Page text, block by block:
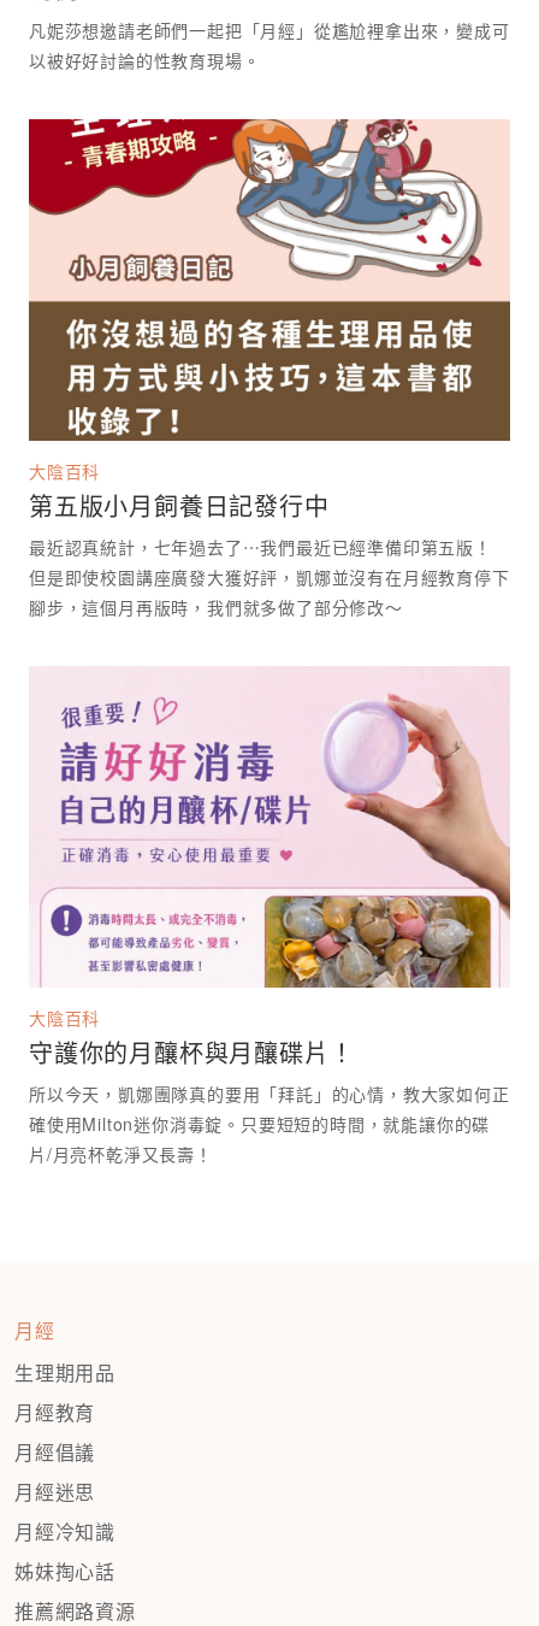
凡妮莎想邀請老師們一起把「月經」從尷尬裡拿出來，變成可
大陰百科
第五版小月飼養日記發行中
最近認真統計，七年過去了⋯我們最近已經準備印第五版！
但是即使校園講座廣發大獲好評，凱娜並沒有在月經教育停下
腳步，這個月再版時，我們就多做了部分修改～
大陰百科
守護你的月釀杯與月釀碟片！
所以今天，凱娜團隊真的要用「拜託」的心情，教大家如何正
確使用Milton迷你消毒錠。只要短短的時間，就能讓你的碟
月經
生理期用品
月經教育
月經倡議
月經迷思
月經冷知識
姊妹掏心話
推薦網路資源